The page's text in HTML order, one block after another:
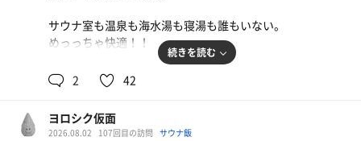
サウナ室も温泉も海水湯も寝湯も誰もいない。
めっっちゃ快適！！
今日は寝湯のために来たと言っても過言ではない。
唯一後悔したこととすれば、バイクで来てしまったこと
だ。
続きを読む
2 42
ヨロシク仮面
2026.08.02 107回目の訪問 サウナ飯